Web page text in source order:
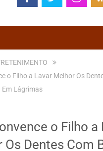
o Filho a Lavar Melhor Os
Em Lágrimas
o Filho a
Os Dentes Com